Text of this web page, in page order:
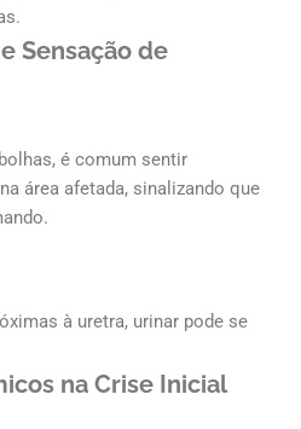
Sensação de
é comum sentir
área afetada, sinalizando que
à uretra, urinar pode se
na Crise Inicial